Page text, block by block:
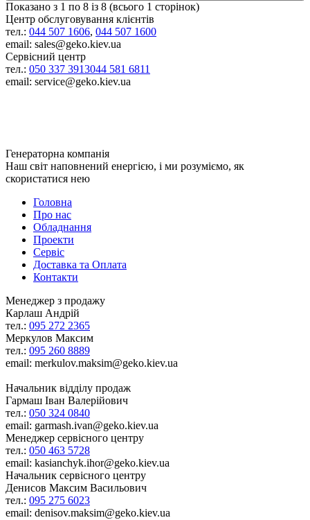
Показано з 1 по 8 із 8 (всього 1 сторінок)
Центр обслуговування клієнтів
тел.: 044 507 1606, 044 507 1600
email: sales@geko.kiev.ua
Сервісний центр
тел.: 050 337 3913044 581 6811
email: service@geko.kiev.ua
Генераторна компанія
Наш світ наповнений енергією, і ми розуміємо, як
скористатися нею
Головна
Про нас
Обладнання
Проекти
Сервіс
Доставка та Оплата
Контакти
Менеджер з продажу
Карлаш Андрій
тел.: 095 272 2365
Меркулов Максим
тел.: 095 260 8889
email: merkulov.maksim@geko.kiev.ua
Начальник відділу продаж
Гармаш Іван Валерійович
тел.: 050 324 0840
email: garmash.ivan@geko.kiev.ua
Менеджер сервісного центру
тел.: 050 463 5728
email: kasianchyk.ihor@geko.kiev.ua
Начальник сервісного центру
Денисов Максим Васильович
тел.: 095 275 6023
email: denisov.maksim@geko.kiev.ua